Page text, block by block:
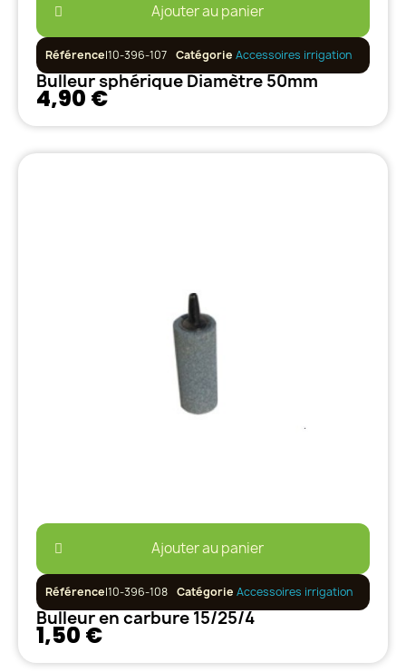
Ajouter au panier
RéférenceI10-396-107 Catégorie Accessoires irrigation
Bulleur sphérique Diamètre 50mm
4,90 €
Ajouter au panier
RéférenceI10-396-108 Catégorie Accessoires irrigation
Bulleur en carbure 15/25/4
1,50 €